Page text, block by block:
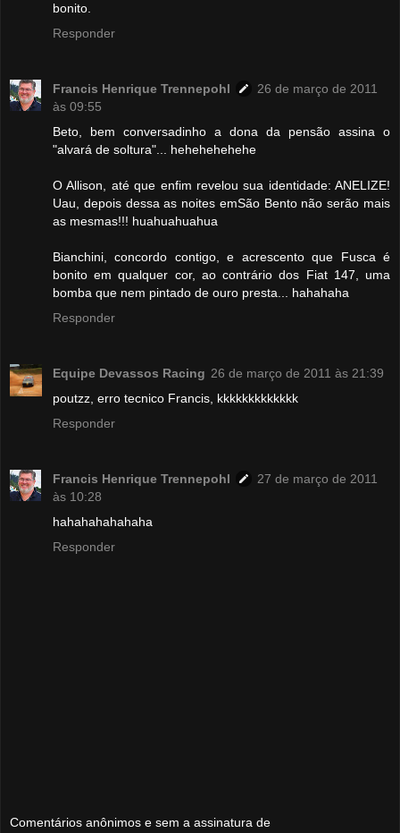
bonito.
Responder
Francis Henrique Trennepohl
26 de março de 2011
às 09:55
Beto, bem conversadinho a dona da pensão assina o
"alvará de soltura"... hehehehehehe
O Allison, até que enfim revelou sua identidade: ANELIZE!
Uau, depois dessa as noites emSão Bento não serão mais
as mesmas!!! huahuahuahua
Bianchini, concordo contigo, e acrescento que Fusca é
bonito em qualquer cor, ao contrário dos Fiat 147, uma
bomba que nem pintado de ouro presta... hahahaha
Responder
Equipe Devassos Racing 26 de março de 2011 às 21:39
poutzz, erro tecnico Francis, kkkkkkkkkkkkk
Responder
Francis Henrique Trennepohl
27 de março de 2011
às 10:28
hahahahahahaha
Responder
Comentários anônimos e sem a assinatura de